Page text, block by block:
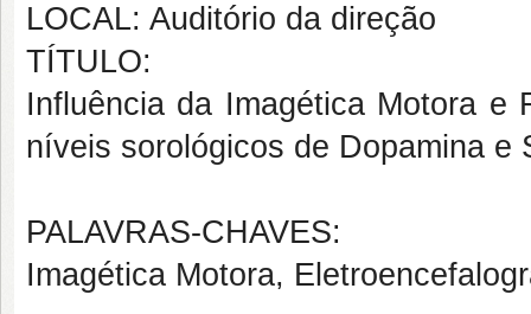
LOCAL: Auditório da direção
TÍTULO:
Influência da Imagética Motora e
níveis sorológicos de Dopamina e
PALAVRAS-CHAVES:
Imagética Motora,